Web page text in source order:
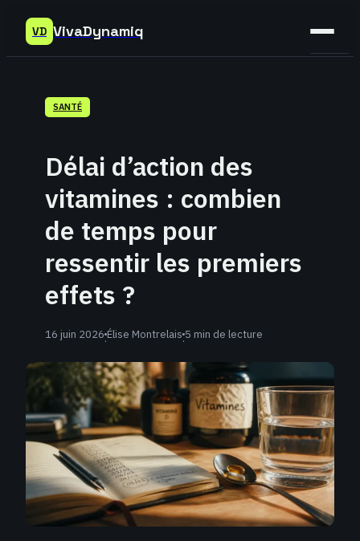
VD VivaDynamiq
SANTÉ
Délai d’action des
vitamines : combien
de temps pour
ressentir les premiers
effets ?
16 juin 2026·Élise Montrelais·5 min de lecture